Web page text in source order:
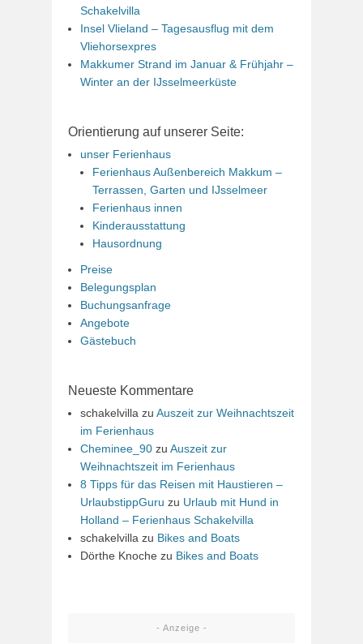
Schakelvilla
Insel Vlieland – Tagesausflug mit dem
Vliehorsexpres
Makkumer Strand im Januar & Frühjahr –
Winter an der IJsselmeerküste
Orientierung auf unserer Seite:
unser Ferienhaus
Ferienhaus Außenbereich Makkum –
Terrassen, Garten und IJsselmeer
Ferienhaus innen
Kinderausstattung
Hausordnung
Preise
Belegungsplan
Buchungsanfrage
Angebote
Gästebuch
Neueste Kommentare
schakelvilla zu Auszeit zur Weihnachtszeit
im Ferienhaus
Cheminee_90 zu Auszeit zur
Weihnachtszeit im Ferienhaus
8 Tipps für das Reisen mit Haustieren –
UrlaubstippGuru zu Urlaub mit Hund in
Holland – Ferienhaus Schakelvilla
schakelvilla zu Bikes and Boats
Dörthe Knoche zu Bikes and Boats
- Anzeige -